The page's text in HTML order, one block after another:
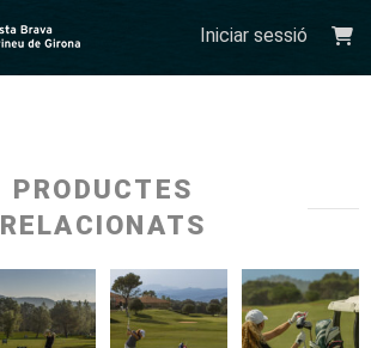
Iniciar sessió
PRODUCTES
RELACIONATS